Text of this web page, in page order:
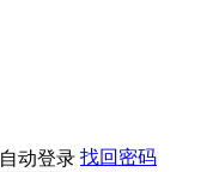
自动登录 找回密码